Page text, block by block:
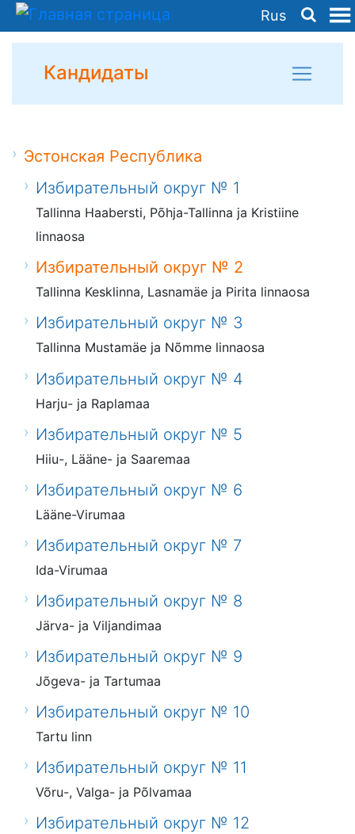
Rus
Кандидаты
Эстонская Республика
Избирательный округ № 1
Tallinna Haabersti, Põhja-Tallinna ja Kristiine
linnaosa
Избирательный округ № 2
Tallinna Kesklinna, Lasnamäe ja Pirita linnaosa
Избирательный округ № 3
Tallinna Mustamäe ja Nõmme linnaosa
Избирательный округ № 4
Harju- ja Raplamaa
Избирательный округ № 5
Hiiu-, Lääne- ja Saaremaa
Избирательный округ № 6
Lääne-Virumaa
Избирательный округ № 7
Ida-Virumaa
Избирательный округ № 8
Järva- ja Viljandimaa
Избирательный округ № 9
Jõgeva- ja Tartumaa
Избирательный округ № 10
Tartu linn
Избирательный округ № 11
Võru-, Valga- ja Põlvamaa
Избирательный округ № 12